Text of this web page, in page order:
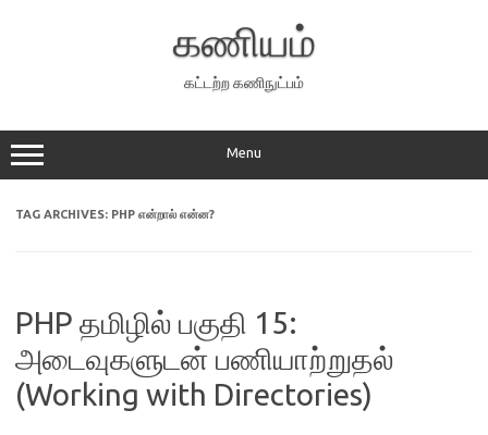
கணியம்
கட்டற்ற கணிநுட்பம்
Menu
TAG ARCHIVES: PHP என்றால் என்ன?
PHP தமிழில் பகுதி 15:
அடைவுகளுடன் பணியாற்றுதல்
(Working with Directories)